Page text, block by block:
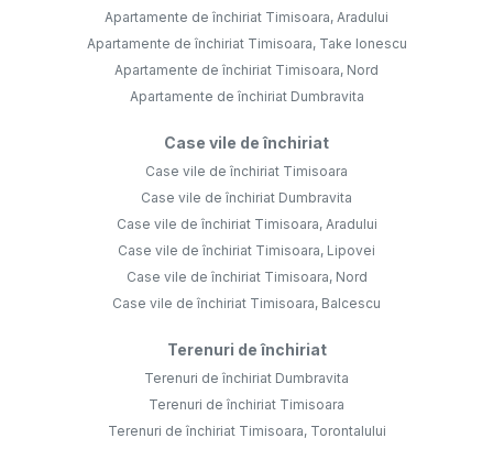
Apartamente de închiriat Timisoara, Aradului
Apartamente de închiriat Timisoara, Take Ionescu
Apartamente de închiriat Timisoara, Nord
Apartamente de închiriat Dumbravita
Case vile de închiriat
Case vile de închiriat Timisoara
Case vile de închiriat Dumbravita
Case vile de închiriat Timisoara, Aradului
Case vile de închiriat Timisoara, Lipovei
Case vile de închiriat Timisoara, Nord
Case vile de închiriat Timisoara, Balcescu
Terenuri de închiriat
Terenuri de închiriat Dumbravita
Terenuri de închiriat Timisoara
Terenuri de închiriat Timisoara, Torontalului